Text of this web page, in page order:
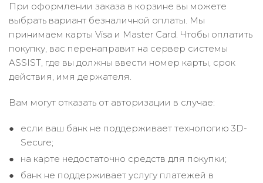
При оформлении заказа в корзине вы можете
выбрать вариант безналичной оплаты. Мы
принимаем карты Visa и Master Card. Чтобы оплатить
покупку, вас перенаправит на сервер системы
ASSIST, где вы должны ввести номер карты, срок
действия, имя держателя.
Вам могут отказать от авторизации в случае:
если ваш банк не поддерживает технологию 3D-
Secure;
на карте недостаточно средств для покупки;
банк не поддерживает услугу платежей в